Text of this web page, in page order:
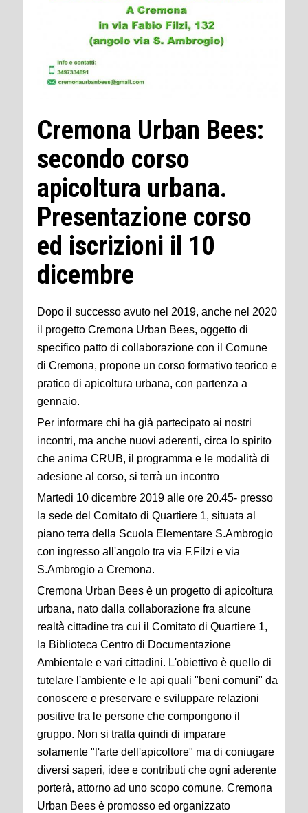
Cremona Urban Bees:
secondo corso
apicoltura urbana.
Presentazione corso
ed iscrizioni il 10
dicembre
Dopo il successo avuto nel 2019, anche nel 2020
il progetto Cremona Urban Bees, oggetto di
specifico patto di collaborazione con il Comune
di Cremona, propone un corso formativo teorico e
pratico di apicoltura urbana, con partenza a
gennaio.
Per informare chi ha già partecipato ai nostri
incontri, ma anche nuovi aderenti, circa lo spirito
che anima CRUB, il programma e le modalità di
adesione al corso, si terrà un incontro
Martedi 10 dicembre 2019 alle ore 20.45- presso
la sede del Comitato di Quartiere 1, situata al
piano terra della Scuola Elementare S.Ambrogio
con ingresso all'angolo tra via F.Filzi e via
S.Ambrogio a Cremona.
Cremona Urban Bees è un progetto di apicoltura
urbana, nato dalla collaborazione fra alcune
realtà cittadine tra cui il Comitato di Quartiere 1,
la Biblioteca Centro di Documentazione
Ambientale e vari cittadini. L'obiettivo è quello di
tutelare l'ambiente e le api quali "beni comuni" da
conoscere e preservare e sviluppare relazioni
positive tra le persone che compongono il
gruppo. Non si tratta quindi di imparare
solamente "l'arte dell'apicoltore" ma di coniugare
diversi saperi, idee e contributi che ogni aderente
porterà, attorno ad uno scopo comune. Cremona
Urban Bees è promosso ed organizzato